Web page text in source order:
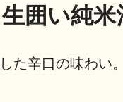
い純米
た辛口の味わい